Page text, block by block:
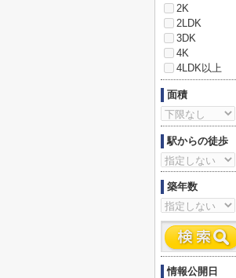
2K
2LDK
3DK
4K
4LDK以上
面積
駅からの徒歩
築年数
情報公開日